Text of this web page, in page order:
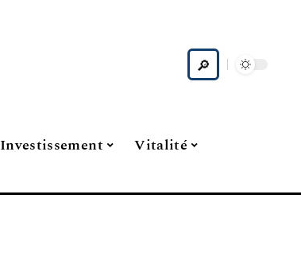
Investissement
Vitalité